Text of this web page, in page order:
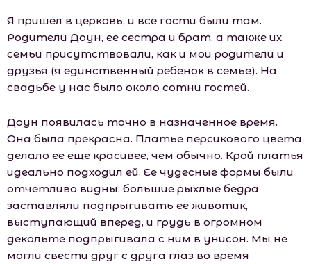
Я пришел в церковь, и все гости были там.
Родители Доун, ее сестра и брат, а также их
семьи присутствовали, как и мои родители и
друзья (я единственный ребенок в семье). На
свадьбе у нас было около сотни гостей.
Доун появилась точно в назначенное время.
Она была прекрасна. Платье персикового цвета
делало ее еще красивее, чем обычно. Крой платья
идеально подходил ей. Ее чудесные формы были
отчетливо видны: большие рыхлые бедра
заставляли подпрыгивать ее животик,
выступающий вперед, и грудь в огромном
декольте подпрыгивала с ним в унисон. Мы не
могли свести друг с друга глаз во время